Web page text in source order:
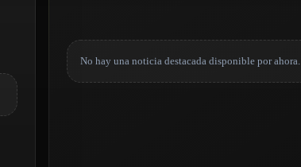
No hay una noticia destacada disponible por ahora.